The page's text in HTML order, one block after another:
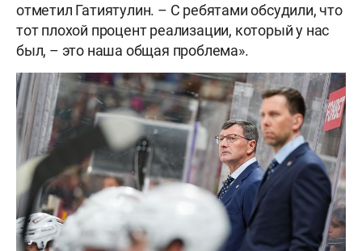
отметил Гатиятулин. – С ребятами обсудили, что
тот плохой процент реализации, который у нас
был, – это наша общая проблема».